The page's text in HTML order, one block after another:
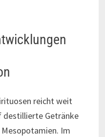
reicht weit
destillierte Getränke
Im